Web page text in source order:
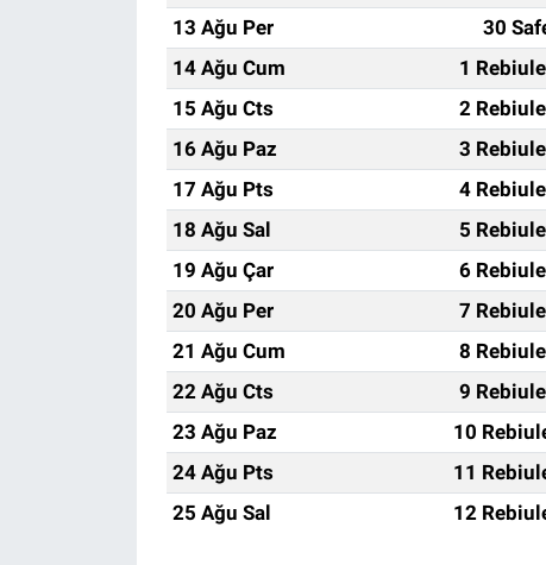
13 Ağu Per
30
14 Ağu Cum
1
15 Ağu Cts
2
16 Ağu Paz
3
17 Ağu Pts
4
18 Ağu Sal
5
19 Ağu Çar
6
20 Ağu Per
7
21 Ağu Cum
8
22 Ağu Cts
9
23 Ağu Paz
10
24 Ağu Pts
11
25 Ağu Sal
12